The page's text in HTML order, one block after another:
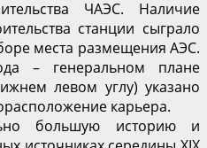
ЧАЭС. Наличие
станции сыграло
места размещения АЭС.
– генеральном плане
левом углу) указано
карьера.
большую историю и